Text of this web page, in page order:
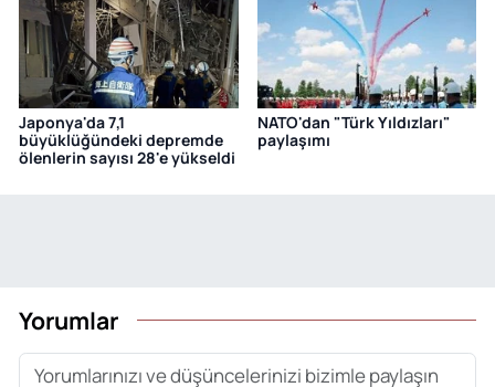
Japonya'da 7,1
büyüklüğündeki depremde
ölenlerin sayısı 28'e yükseldi
NATO'dan "Türk Yıldızları"
paylaşımı
Yorumlar